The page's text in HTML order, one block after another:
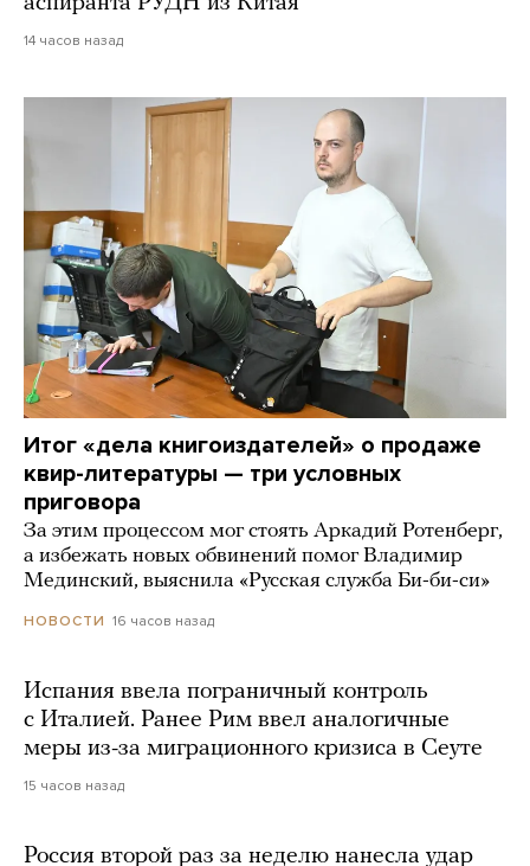
14 часов назад
Итог «дела книгоиздателей» о продаже
квир-литературы — три условных
приговора
За этим процессом мог стоять Аркадий Ротенберг,
а избежать новых обвинений помог Владимир
Мединский, выяснила «Русская служба Би-би-си»
НОВОСТИ 16 часов назад
Испания ввела пограничный контроль
с Италией. Ранее Рим ввел аналогичные
меры из-за миграционного кризиса в Сеуте
15 часов назад
Россия второй раз за неделю нанесла удар